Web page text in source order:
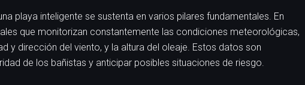
playa inteligente se sustenta en varios pilares fundamentales. En
que monitorizan constantemente las condiciones meteorológicas,
y dirección del viento, y la altura del oleaje. Estos datos son
de los bañistas y anticipar posibles situaciones de riesgo.